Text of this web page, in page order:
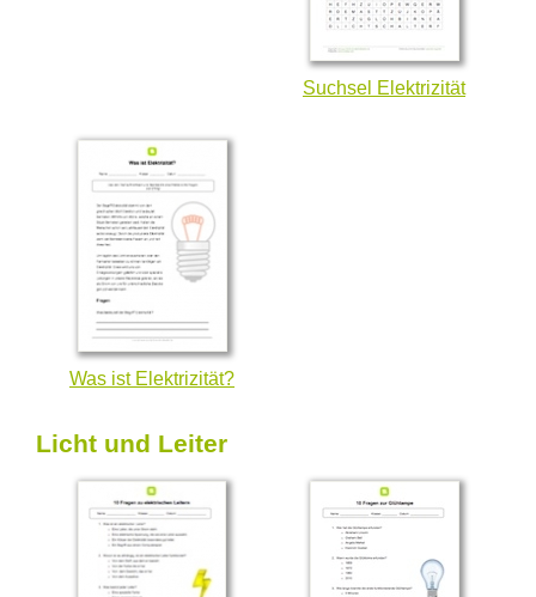
Suchsel Elektrizität
Was ist Elektrizität?
Licht und Leiter